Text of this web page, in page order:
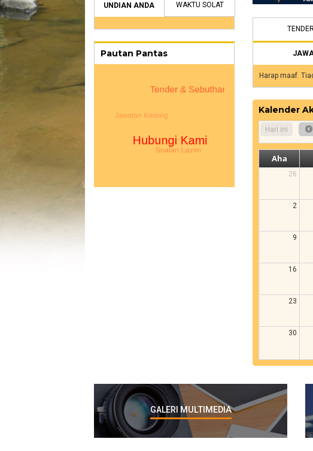
UNDIAN ANDA WAKTU SOLAT
Pautan Pantas
Harap maaf.
Kalender
Hari ini
Aha
26
2
9
16
23
30
GALERI MULTIMEDIA